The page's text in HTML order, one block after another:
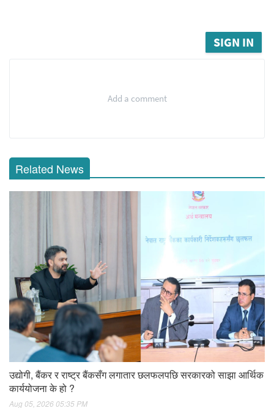
SIGN IN
Add a comment
Related News
उद्योगी, बैंकर र राष्ट्र बैंकसँग लगातार छलफलपछि सरकारको साझा आर्थिक
कार्ययोजना के हो ?
Aug 05, 2026 05:35 PM